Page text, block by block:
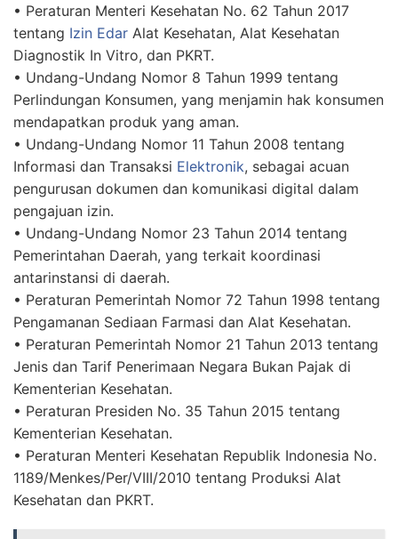
• Peraturan Menteri Kesehatan No. 62 Tahun 2017
tentang Izin Edar Alat Kesehatan, Alat Kesehatan
Diagnostik In Vitro, dan PKRT.
• Undang-Undang Nomor 8 Tahun 1999 tentang
Perlindungan Konsumen, yang menjamin hak konsumen
mendapatkan produk yang aman.
• Undang-Undang Nomor 11 Tahun 2008 tentang
Informasi dan Transaksi Elektronik, sebagai acuan
pengurusan dokumen dan komunikasi digital dalam
pengajuan izin.
• Undang-Undang Nomor 23 Tahun 2014 tentang
Pemerintahan Daerah, yang terkait koordinasi
antarinstansi di daerah.
• Peraturan Pemerintah Nomor 72 Tahun 1998 tentang
Pengamanan Sediaan Farmasi dan Alat Kesehatan.
• Peraturan Pemerintah Nomor 21 Tahun 2013 tentang
Jenis dan Tarif Penerimaan Negara Bukan Pajak di
Kementerian Kesehatan.
• Peraturan Presiden No. 35 Tahun 2015 tentang
Kementerian Kesehatan.
• Peraturan Menteri Kesehatan Republik Indonesia No.
1189/Menkes/Per/VIII/2010 tentang Produksi Alat
Kesehatan dan PKRT.